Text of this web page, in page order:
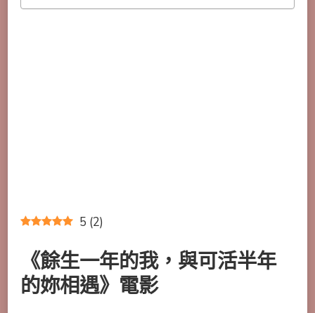
5 (2)
《餘生一年的我，與可活半年
的妳相遇》電影